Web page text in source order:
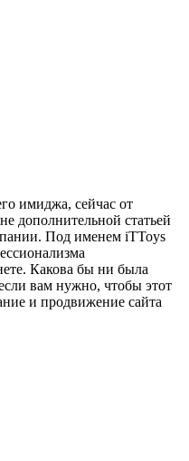
имиджа, сейчас от
дополнительной статьей
Под именем iTToys
Какова бы ни была
вам нужно, чтобы этот
и продвижение сайта